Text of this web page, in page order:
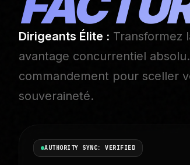
Dirigeants Élite : Transformez
avantage concurrentiel
commandement pour sceller
souveraineté.
AUTHORITY SYNC: VERIFIED